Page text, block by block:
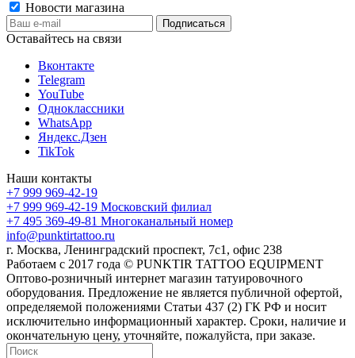
Новости магазина
Оставайтесь на связи
Вконтакте
Telegram
YouTube
Одноклассники
WhatsApp
Яндекс.Дзен
TikTok
Наши контакты
+7 999 969-42-19
+7 999 969-42-19 Московский филиал
+7 495 369-49-81 Многоканальный номер
info@punktirtattoo.ru
г. Москва, Ленинградский проспект, 7с1, офис 238
Работаем с 2017 года © PUNKTIR TATTOO EQUIPMENT
Оптово-розничный интернет магазин татуировочного
оборудования. Предложение не является публичной офертой,
определяемой положениями Статьи 437 (2) ГК РФ и носит
исключительно информационный характер. Сроки, наличие и
окончательную цену, уточняйте, пожалуйста, при заказе.